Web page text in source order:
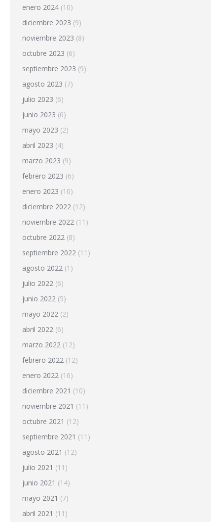
enero 2024 (10)
diciembre 2023 (9)
noviembre 2023 (8)
octubre 2023 (6)
septiembre 2023 (9)
agosto 2023 (7)
julio 2023 (6)
junio 2023 (6)
mayo 2023 (2)
abril 2023 (4)
marzo 2023 (9)
febrero 2023 (6)
enero 2023 (10)
diciembre 2022 (12)
noviembre 2022 (11)
octubre 2022 (8)
septiembre 2022 (11)
agosto 2022 (1)
julio 2022 (6)
junio 2022 (5)
mayo 2022 (2)
abril 2022 (6)
marzo 2022 (12)
febrero 2022 (12)
enero 2022 (16)
diciembre 2021 (10)
noviembre 2021 (11)
octubre 2021 (12)
septiembre 2021 (11)
agosto 2021 (12)
julio 2021 (11)
junio 2021 (14)
mayo 2021 (7)
abril 2021 (11)